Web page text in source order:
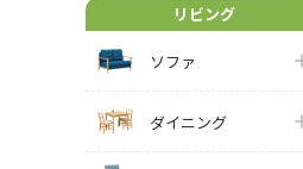
リビング
ソファ
ダイニング